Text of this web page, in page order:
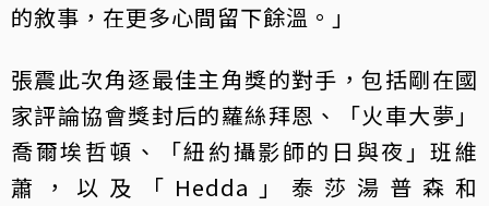
的敘事，在更多心間留下餘溫。」
張震此次角逐最佳主角獎的對手，包括剛在國
家評論協會獎封后的蘿絲拜恩、「火車大夢」
喬爾埃哲頓、「紐約攝影師的日與夜」班維
蕭，以及「Hedda」泰莎湯普森和